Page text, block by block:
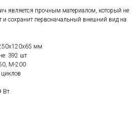
является прочным материалом, который не
и сохранит первоначальный внешний вид на
мм
392 шт
М-200
Вт.